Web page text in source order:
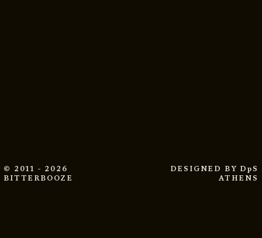
© 2011 - 2026
BITTERBOOZE
DESIGNED BY DpS
ATHENS